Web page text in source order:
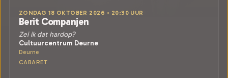
ZONDAG 18 OKTOBER 2026 • 20:30 UUR
Berit Companjen
Zei ik dat hardop?
Cultuurcentrum Deurne
Deurne
CABARET